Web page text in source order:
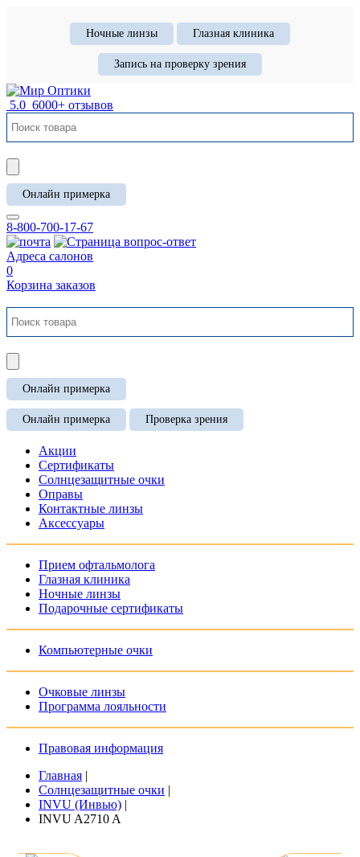
Ночные линзы Глазная клиника
Запись на проверку зрения
5.0 6000+ отзывов
Онлайн примерка
8-800-700-17-67
Адреса салонов
0
Корзина заказов
Онлайн примерка
Онлайн примерка Проверка зрения
Акции
Сертификаты
Солнцезащитные очки
Оправы
Контактные линзы
Аксессуары
Прием офтальмолога
Глазная клиника
Ночные линзы
Подарочные сертификаты
Компьютерные очки
Очковые линзы
Программа лояльности
Правовая информация
Главная |
Солнцезащитные очки |
INVU (Инвью) |
INVU A2710 A